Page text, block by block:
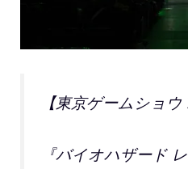
【東京ゲームショウ
『バイオハザード